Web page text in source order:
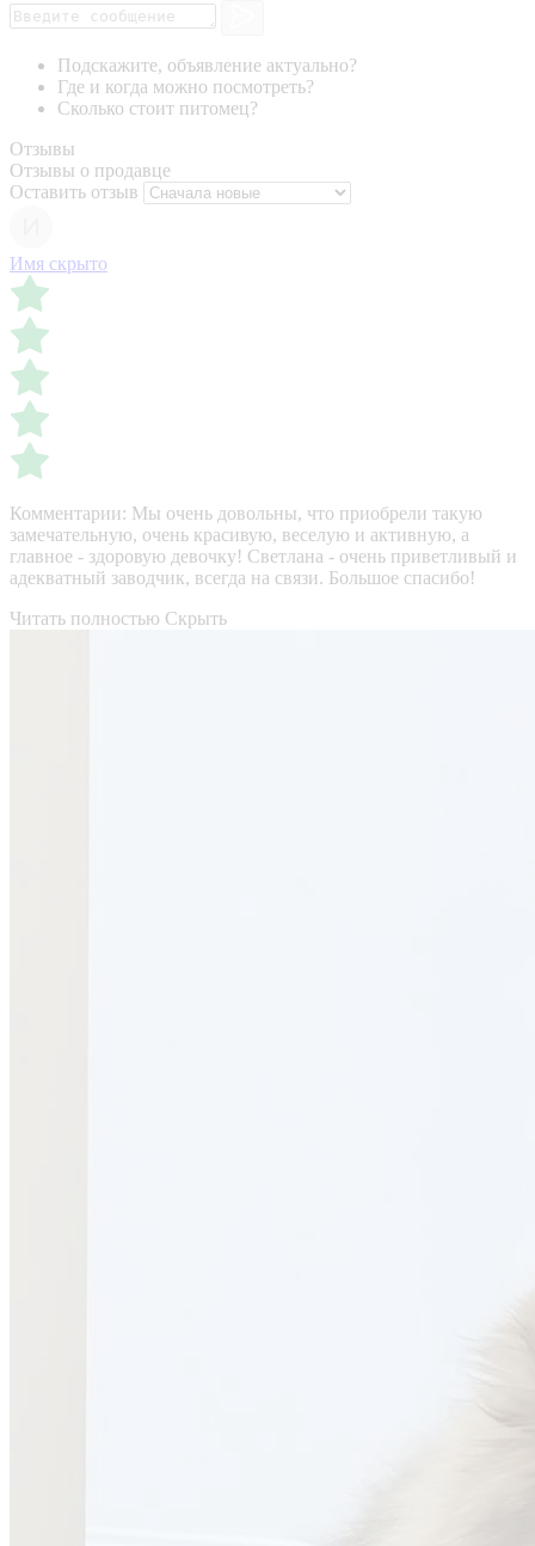
Подскажите, объявление актуально?
Где и когда можно посмотреть?
Сколько стоит питомец?
Отзывы
Отзывы о продавце
Оставить отзыв
Имя скрыто
Комментарии: Мы очень довольны, что приобрели такую
замечательную, очень красивую, веселую и активную, а
главное - здоровую девочку! Светлана - очень приветливый и
адекватный заводчик, всегда на связи. Большое спасибо!
Читать полностью Скрыть